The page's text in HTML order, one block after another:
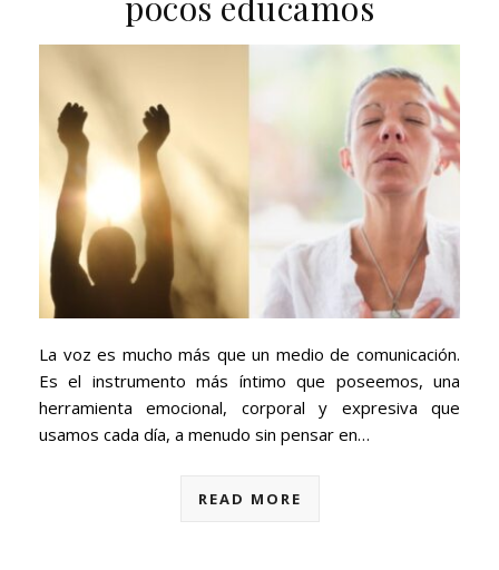
La voz es mucho más que un medio de comunicación.
Es el instrumento más íntimo que poseemos, una
herramienta emocional, corporal y expresiva que
usamos cada día, a menudo sin pensar en…
READ MORE